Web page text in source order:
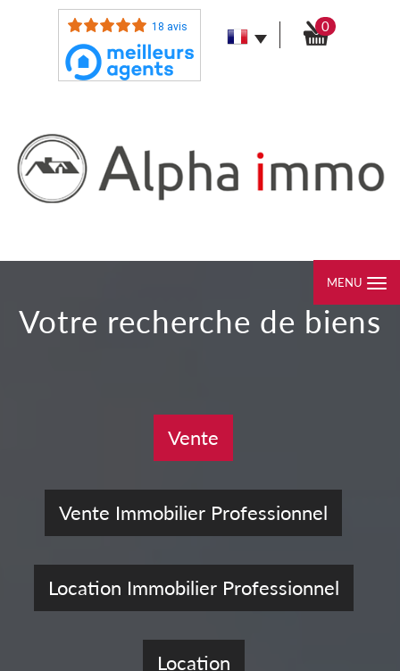
18 avis 0
MENU
votre recherche de biens
Vente
Vente Immobilier Professionnel
Location Immobilier Professionnel
Location